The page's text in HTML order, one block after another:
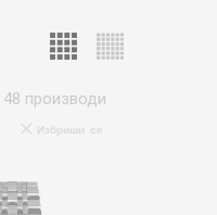
48 производи
Избриши се